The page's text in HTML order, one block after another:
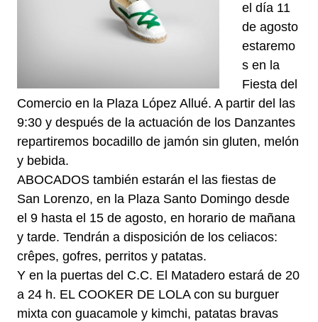
el día 11
de agosto
estaremo
s en la
Fiesta del
Comercio en la Plaza López Allué. A partir del las
9:30 y después de la actuación de los Danzantes
repartiremos bocadillo de jamón sin gluten, melón
y bebida.
ABOCADOS también estarán el las fiestas de
San Lorenzo, en la Plaza Santo Domingo desde
el 9 hasta el 15 de agosto, en horario de mañana
y tarde. Tendrán a disposición de los celiacos:
crêpes, gofres, perritos y patatas.
Y en la puertas del C.C. El Matadero estará de 20
a 24 h. EL COOKER DE LOLA con su burguer
mixta con guacamole y kimchi, patatas bravas